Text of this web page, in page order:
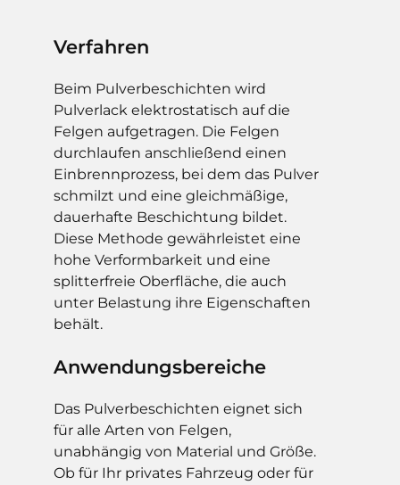
Verfahren
Beim Pulverbeschichten wird
Pulverlack elektrostatisch auf die
Felgen aufgetragen. Die Felgen
durchlaufen anschließend einen
Einbrennprozess, bei dem das Pulver
schmilzt und eine gleichmäßige,
dauerhafte Beschichtung bildet.
Diese Methode gewährleistet eine
hohe Verformbarkeit und eine
splitterfreie Oberfläche, die auch
unter Belastung ihre Eigenschaften
behält.
Anwendungsbereiche
Das Pulverbeschichten eignet sich
für alle Arten von Felgen,
unabhängig von Material und Größe.
Ob für Ihr privates Fahrzeug oder für